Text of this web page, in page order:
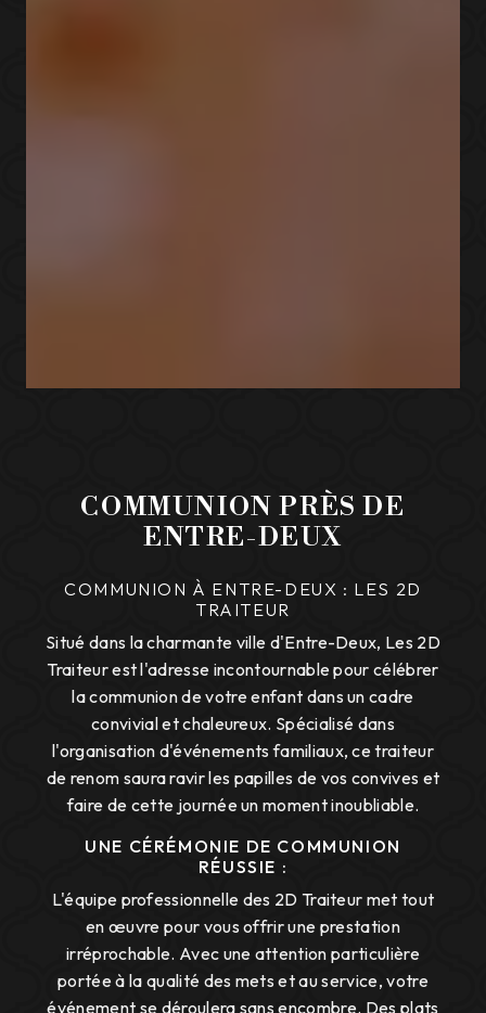
COMMUNION PRÈS DE
ENTRE-DEUX
COMMUNION À ENTRE-DEUX : LES 2D
TRAITEUR
Situé dans la charmante ville d'Entre-Deux, Les 2D
Traiteur est l'adresse incontournable pour célébrer
la communion de votre enfant dans un cadre
convivial et chaleureux. Spécialisé dans
l'organisation d'événements familiaux, ce traiteur
de renom saura ravir les papilles de vos convives et
faire de cette journée un moment inoubliable.
UNE CÉRÉMONIE DE COMMUNION
RÉUSSIE :
L'équipe professionnelle des 2D Traiteur met tout
en œuvre pour vous offrir une prestation
irréprochable. Avec une attention particulière
portée à la qualité des mets et au service, votre
événement se déroulera sans encombre. Des plats